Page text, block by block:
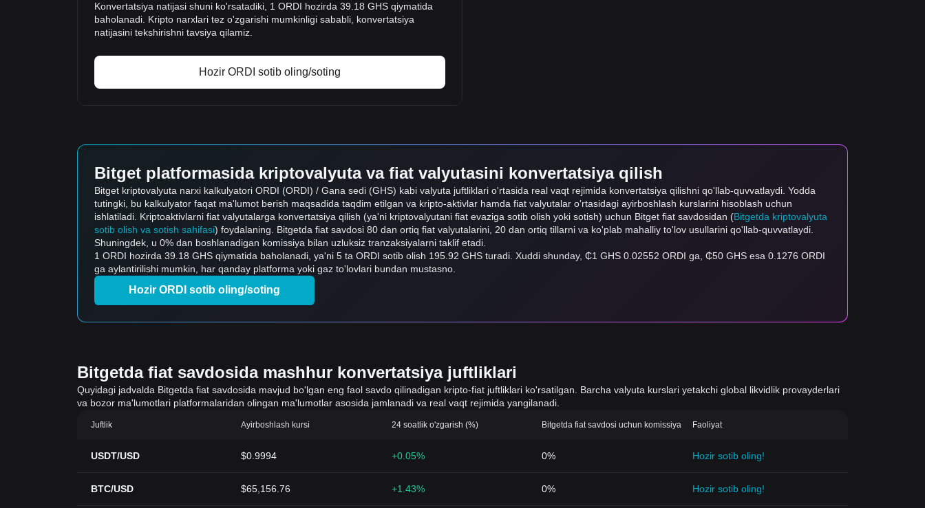
Konvertatsiya natijasi shuni ko'rsatadiki, 1 ORDI hozirda 39.18 GHS qiymatida
baholanadi. Kripto narxlari tez o'zgarishi mumkinligi sababli, konvertatsiya
natijasini tekshirishni tavsiya qilamiz.
Hozir ORDI sotib oling/soting
Bitget platformasida kriptovalyuta va fiat valyutasini konvertatsiya qilish
Bitget kriptovalyuta narxi kalkulyatori ORDI (ORDI) / Gana sedi (GHS) kabi valyuta juftliklari o'rtasida real vaqt rejimida konvertatsiya qilishni qo'llab-quvvatlaydi. Yodda
tutingki, bu kalkulyator faqat ma'lumot berish maqsadida taqdim etilgan va kripto-aktivlar hamda fiat valyutalar o'rtasidagi ayirboshlash kurslarini hisoblash uchun
ishlatiladi. Kriptoaktivlarni fiat valyutalarga konvertatsiya qilish (ya'ni kriptovalyutani fiat evaziga sotib olish yoki sotish) uchun Bitget fiat savdosidan (Bitgetda kriptovalyuta
sotib olish va sotish sahifasi) foydalaning. Bitgetda fiat savdosi 80 dan ortiq fiat valyutalarini, 20 dan ortiq tillarni va ko'plab mahalliy to'lov usullarini qo'llab-quvvatlaydi.
Shuningdek, u 0% dan boshlanadigan komissiya bilan uzluksiz tranzaksiyalarni taklif etadi.
1 ORDI hozirda 39.18 GHS qiymatida baholanadi, ya'ni 5 ta ORDI sotib olish 195.92 GHS turadi. Xuddi shunday, ₵1 GHS 0.02552 ORDI ga, ₵50 GHS esa 0.1276 ORDI
ga aylantirilishi mumkin, har qanday platforma yoki gaz to'lovlari bundan mustasno.
Hozir ORDI sotib oling/soting
Bitgetda fiat savdosida mashhur konvertatsiya juftliklari
Quyidagi jadvalda Bitgetda fiat savdosida mavjud bo'lgan eng faol savdo qilinadigan kripto-fiat juftliklari ko'rsatilgan. Barcha valyuta kurslari yetakchi global likvidlik provayderlari
va bozor ma'lumotlari platformalaridan olingan ma'lumotlar asosida jamlanadi va real vaqt rejimida yangilanadi.
Juftlik Ayirboshlash kursi 24 soatlik o'zgarish (%) Bitgetda fiat savdosi uchun komissiya Faoliyat
USDT/USD $0.9994 +0.05% 0% Hozir sotib oling!
BTC/USD $65,156.76 +1.43% 0% Hozir sotib oling!